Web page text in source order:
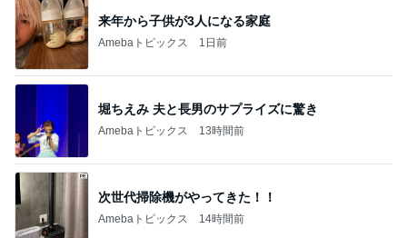
来年から子供が3人になる家庭
Amebaトピックス 1日前
堀ちえみ 夫と長男のサプライズに驚き
Amebaトピックス 13時間前
次世代掃除機がやってきた！！
Amebaトピックス 14時間前